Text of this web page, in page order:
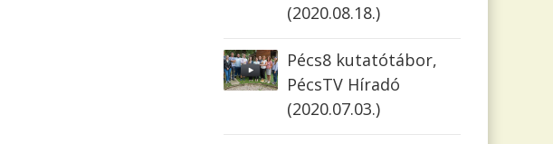
(2020.08.18.)
Pécs8 kutatótábor,
PécsTV Híradó
(2020.07.03.)